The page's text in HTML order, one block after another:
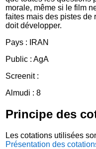
morale, même si le film
faites mais des pistes de
doit développer.
Pays : IRAN
Public : AgA
Screenit :
Almudi : 8
Principe des
Les cotations utilisées
Présentation des